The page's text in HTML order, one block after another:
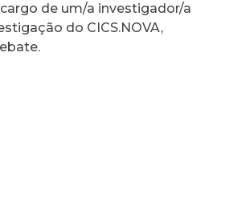
de um/a investigador/a
do CICS.NOVA,